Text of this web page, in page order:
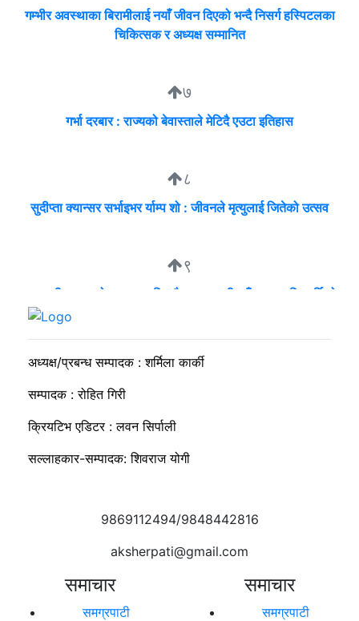
गम्भीर अवस्थाका बिरामीलाई नयाँ जीवन दिएको भन्दै निसर्ग हस्पिटलका
चिकित्सक र अध्यक्ष सम्मानित
७
गर्भा दरबार : राज्यको बेवास्ताले मेटिदै एउटा इतिहास
८
सुदीप्ता क्यान्सर सर्भाइभर र्याम्प शो : जीवनले मृत्युलाई जितेको उत्सव
९
व्यवसायी मुन्दडाको घरमा एकाबिहानै खानतलासी, पाँच घन्टापछि फर्कियो
अध्यक्ष/प्रबन्ध सम्पादक : शर्मिला कार्की
सम्पादक : रोहित गिरी
क्रियटिभ एडिटर : लवन सिर्पाली
सल्लाहकार-सम्पादक: शिवराज योगी
9869112494/9848442816
aksherpati@gmail.com
समाचार
समग्रपाटी
समाचार
समग्रपाटी